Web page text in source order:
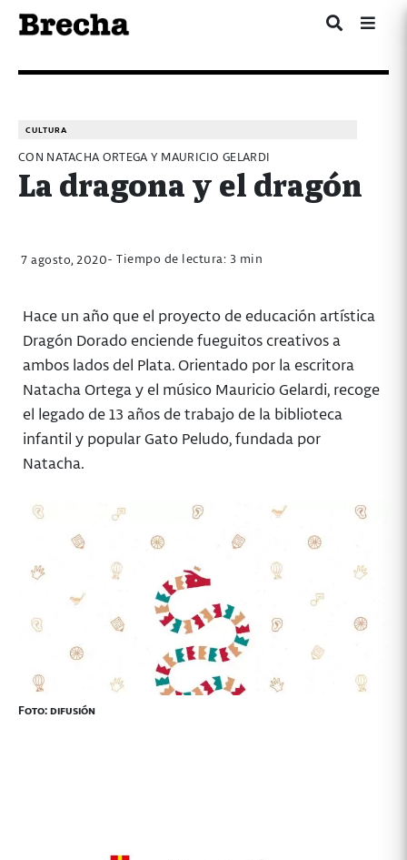
CULTURA
CON NATACHA ORTEGA Y MAURICIO GELARDI
La dragona y el dragón
7 agosto, 2020- Tiempo de lectura: 3 min
Hace un año que el proyecto de educación artística
Dragón Dorado enciende fueguitos creativos a
ambos lados del Plata. Orientado por la escritora
Natacha Ortega y el músico Mauricio Gelardi, recoge
el legado de 13 años de trabajo de la biblioteca
infantil y popular Gato Peludo, fundada por
Natacha.
Foto: difusión